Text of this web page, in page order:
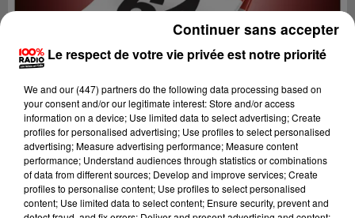
Le respect de votre vie privée est notre priorité
We and our (447) partnersdo the following data processing based on
your consent and/or our legitimate interest: Store and/or access
information on a device; Use limited data to select advertising; Create
profiles for personalised advertising; Use profiles to select personalised
advertising; Measure advertising performance; Measure content
performance; Understand audiences through statistics or combinations
of data from different sources; Develop and improve services; Create
profiles to personalise content; Use profiles to select personalised
content; Use limited data to select content; Ensure security, prevent and
Continuer sans accepter